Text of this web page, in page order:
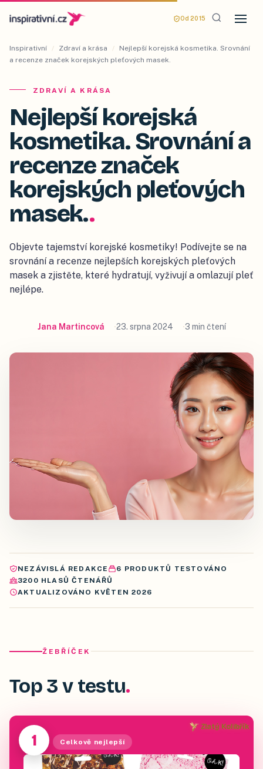
Od 2015
Inspirativní / Zdraví a krása /
Nejlepší korejská kosmetika. Srovnání
a recenze značek korejských pleťových masek.
ZDRAVÍ A KRÁSA
Nejlepší korejská
kosmetika. Srovnání a
recenze značek
korejských pleťových
masek..
Objevte tajemství korejské kosmetiky! Podívejte se na
srovnání a recenze nejlepších korejských pleťových
masek a zjistěte, které hydratují, vyživují a omlazují pleť
nejlépe.
Jana Martincová 23. srpna 2024 3 min čtení
NEZÁVISLÁ REDAKCE 6 PRODUKTŮ TESTOVÁNO
3200 HLASŮ ČTENÁŘŮ
AKTUALIZOVÁNO KVĚTEN 2026
ŽEBŘÍČEK
Top 3 v testu
1
Zlatý Kolibřík
Celkově nejlepší